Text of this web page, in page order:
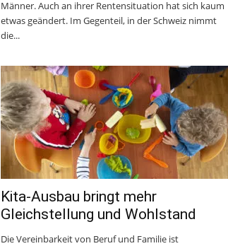
Männer. Auch an ihrer Rentensituation hat sich kaum
etwas geändert. Im Gegenteil, in der Schweiz nimmt
die...
Kita-Ausbau bringt mehr
Gleichstellung und Wohlstand
Die Vereinbarkeit von Beruf und Familie ist